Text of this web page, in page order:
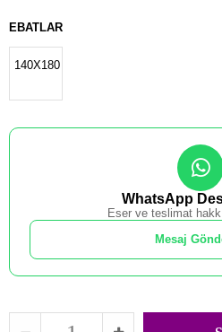
EBATLAR
140X180
WhatsApp
Eser ve teslimat
Mesaj